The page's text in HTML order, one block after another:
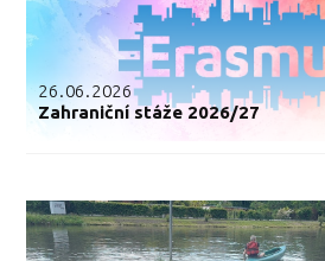
26.06.2026
Zahraniční stáže 2026/27